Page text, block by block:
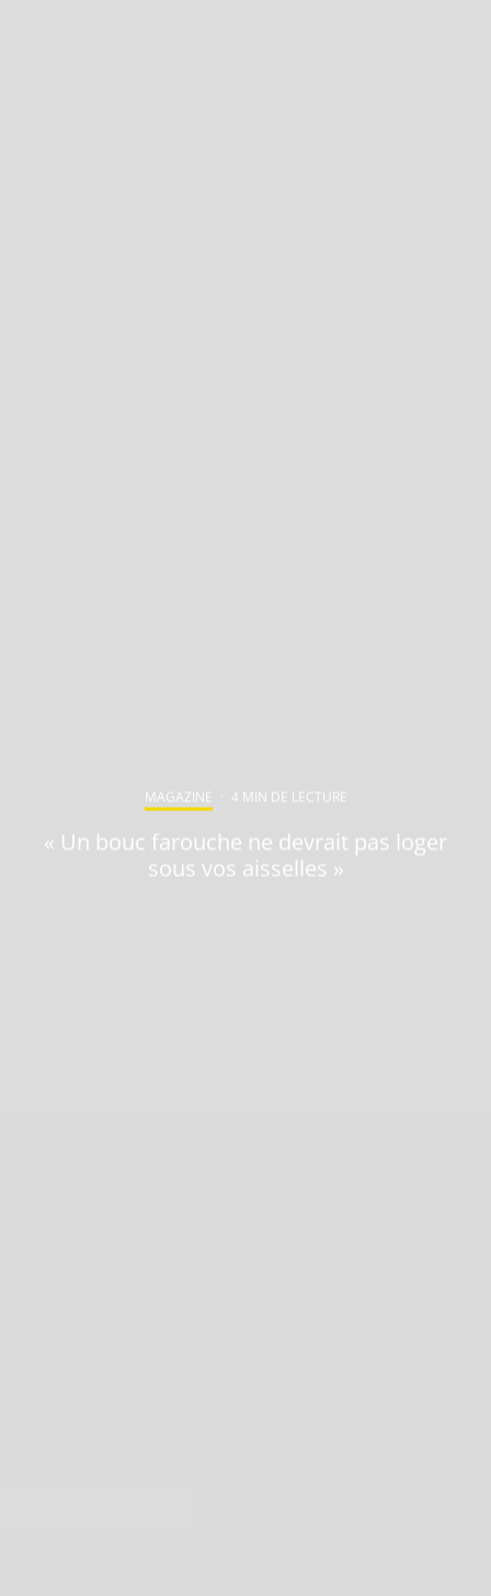
MAGAZINE 4 MIN DE LECTURE
« Un bouc farouche ne devrait pas loger
sous vos aisselles »